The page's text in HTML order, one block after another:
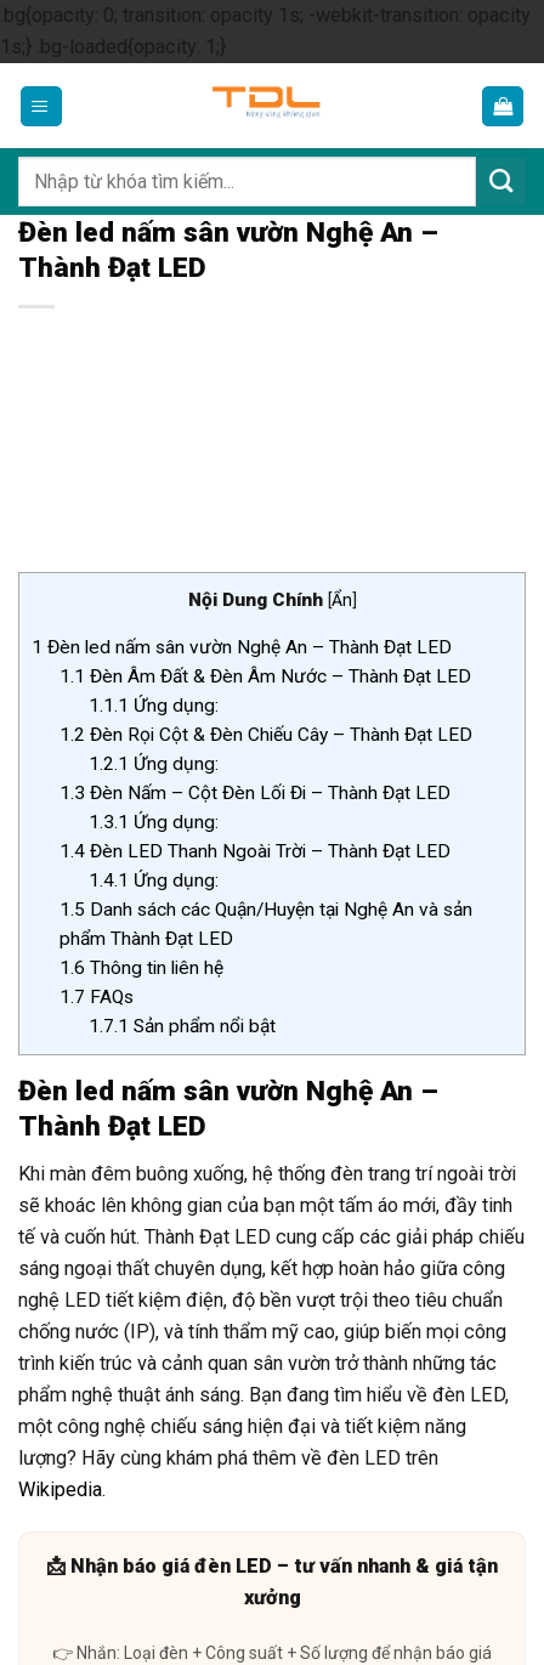
.bg{opacity: 0; transition: opacity 1s; -webkit-transition: opacity
1s;} .bg-loaded{opacity: 1;}Skip
content
kiếm:
Đèn led nấm sân vườn Nghệ An –
Thành Đạt LED
Nội Dung Chính [Ẩn]
1 Đèn led nấm sân vườn Nghệ An – Thành Đạt LED
1.1 Đèn Âm Đất & Đèn Âm Nước – Thành Đạt LED
1.1.1 Ứng dụng:
1.2 Đèn Rọi Cột & Đèn Chiếu Cây – Thành Đạt LED
1.2.1 Ứng dụng:
1.3 Đèn Nấm – Cột Đèn Lối Đi – Thành Đạt LED
1.3.1 Ứng dụng:
1.4 Đèn LED Thanh Ngoài Trời – Thành Đạt LED
1.4.1 Ứng dụng:
1.5 Danh sách các Quận/Huyện tại Nghệ An và sản
phẩm Thành Đạt LED
1.6 Thông tin liên hệ
1.7 FAQs
1.7.1 Sản phẩm nổi bật
Đèn led nấm sân vườn Nghệ An –
Thành Đạt LED
Khi màn đêm buông xuống, hệ thống đèn trang trí ngoài trời
sẽ khoác lên không gian của bạn một tấm áo mới, đầy tinh
tế và cuốn hút. Thành Đạt LED cung cấp các giải pháp chiếu
sáng ngoại thất chuyên dụng, kết hợp hoàn hảo giữa công
nghệ LED tiết kiệm điện, độ bền vượt trội theo tiêu chuẩn
chống nước (IP), và tính thẩm mỹ cao, giúp biến mọi công
trình kiến trúc và cảnh quan sân vườn trở thành những tác
phẩm nghệ thuật ánh sáng. Bạn đang tìm hiểu về đèn LED,
một công nghệ chiếu sáng hiện đại và tiết kiệm năng
lượng? Hãy cùng khám phá thêm về đèn LED trên
Wikipedia.
📩 Nhận báo giá đèn LED – tư vấn nhanh & giá tận
xưởng
👉 Nhắn: Loại đèn + Công suất + Số lượng để nhận báo giá